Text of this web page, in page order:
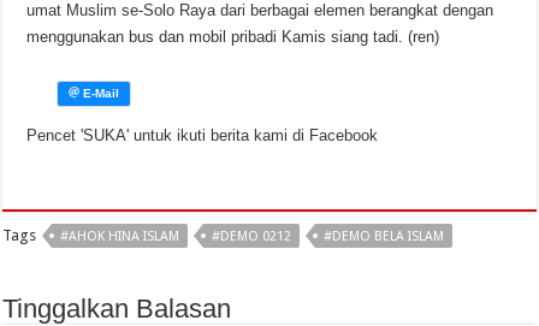
umat Muslim se-Solo Raya dari berbagai elemen berangkat dengan
menggunakan bus dan mobil pribadi Kamis siang tadi. (ren)
Pencet 'SUKA' untuk ikuti berita kami di Facebook
Tags #AHOK HINA ISLAM #DEMO 0212 #DEMO BELA ISLAM
Tinggalkan Balasan